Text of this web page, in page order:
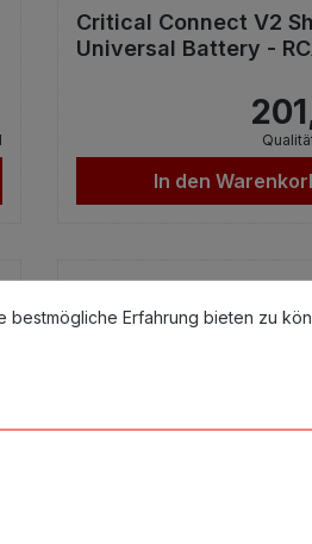
Critical Connect V2
Universal Battery -
In den
Erfahrung bieten zu
Erfahrung bieten zu